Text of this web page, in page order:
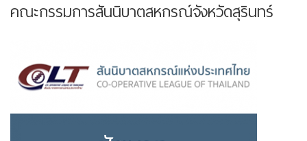
คณะกรรมการสันนิบาตสหกรณ์จังหวัดสุรินทร์